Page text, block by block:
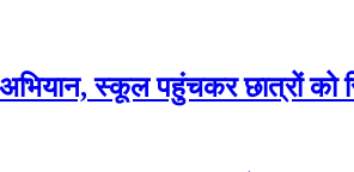
अभियान, स्कूल पहुंचकर छात्रों